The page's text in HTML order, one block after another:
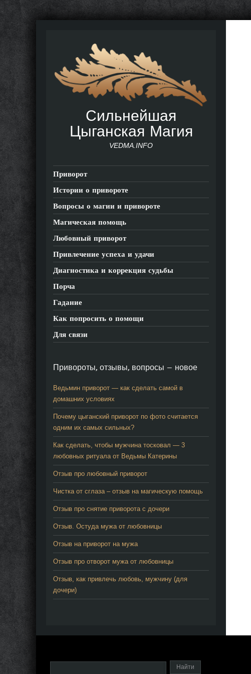
Сильнейшая
Цыганская Магия
VEDMA.INFO
Приворот
Истории о привороте
Вопросы о магии и привороте
Магическая помощь
Любовный приворот
Привлечение успеха и удачи
Диагностика и коррекция судьбы
Порча
Гадание
Как попросить о помощи
Для связи
Привороты, отзывы, вопросы — новое
Ведьмин приворот — как сделать самой в
домашних условиях
Почему цыганский приворот по фото считается
одним их самых сильных?
Как сделать, чтобы мужчина тосковал — 3
любовных ритуала от Ведьмы Катерины
Отзыв про любовный приворот
Чистка от сглаза – отзыв на магическую помощь
Отзыв про снятие приворота с дочери
Отзыв. Остуда мужа от любовницы
Отзыв на приворот на мужа
Отзыв про отворот мужа от любовницы
Отзыв, как привлечь любовь, мужчину (для
дочери)